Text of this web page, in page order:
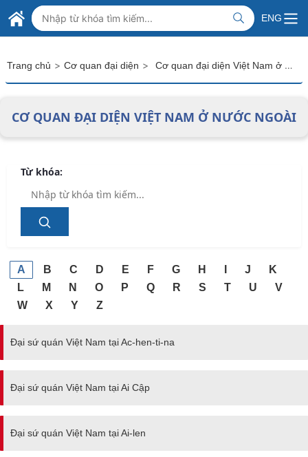
Skip to Main Content
BỘ NGOẠI GIAO VIỆT NAM
MINISTRY OF FOREIGN AFFAIRS
ENG
Trang chủ > Cơ quan đại diện > Cơ quan đại diện Việt Nam ở nước ngoài
CƠ QUAN ĐẠI DIỆN VIỆT NAM Ở NƯỚC NGOÀI
Từ khóa:
A B C D E F G H J
K
L
M N O P Q R S T U
V
W
X Y Z
Đại sứ quán Việt Nam tại Ac-hen-ti-na
Đại sứ quán Việt Nam tại Ai Cập
Đại sứ quán Việt Nam tại Ai-len